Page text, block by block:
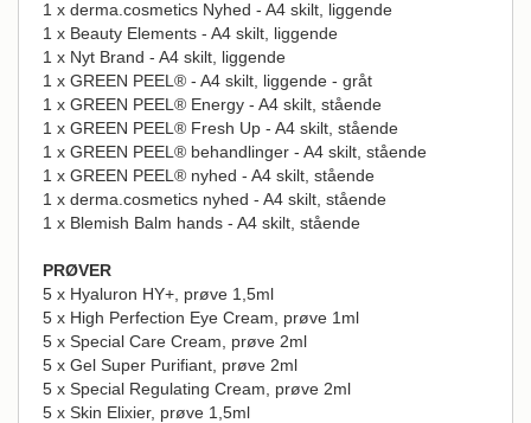
1 x derma.cosmetics Nyhed - A4 skilt, liggende
1 x Beauty Elements - A4 skilt, liggende
1 x Nyt Brand - A4 skilt, liggende
1 x GREEN PEEL® - A4 skilt, liggende - gråt
1 x GREEN PEEL® Energy - A4 skilt, stående
1 x GREEN PEEL® Fresh Up - A4 skilt, stående
1 x GREEN PEEL® behandlinger - A4 skilt, stående
1 x GREEN PEEL® nyhed - A4 skilt, stående
1 x derma.cosmetics nyhed - A4 skilt, stående
1 x Blemish Balm hands - A4 skilt, stående
PRØVER
5 x Hyaluron HY+, prøve 1,5ml
5 x High Perfection Eye Cream, prøve 1ml
5 x Special Care Cream, prøve 2ml
5 x Gel Super Purifiant, prøve 2ml
5 x Special Regulating Cream, prøve 2ml
5 x Skin Elixier, prøve 1,5ml